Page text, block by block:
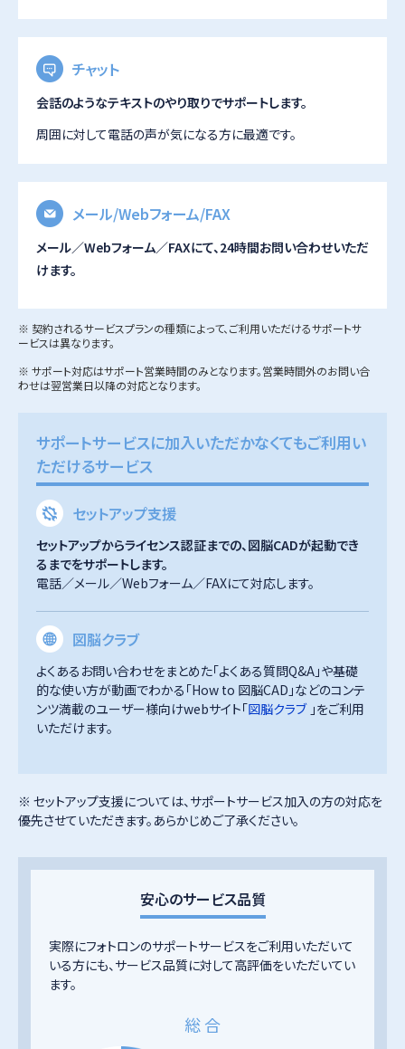
チャット
会話のようなテキストのやり取りでサポートします。
周囲に対して電話の声が気になる方に最適です。
メール/Webフォーム/FAX
メール／Webフォーム／FAXにて、24時間お問い合わせいただ
けます。
※ 契約されるサービスプランの種類によって、ご利用いただけるサポートサ
ービスは異なります。
※ サポート対応はサポート営業時間のみとなります。営業時間外のお問い合
わせは翌営業日以降の対応となります。
サポートサービスに加入いただかなくてもご利用い
ただけるサービス
セットアップ支援
セットアップからライセンス認証までの、図脳CADが起動でき
るまでをサポートします。
電話／メール／Webフォーム／FAXにて対応します。
図脳クラブ
よくあるお問い合わせをまとめた「よくある質問Q&A」や基礎
的な使い方が動画でわかる「How to 図脳CAD」などのコンテ
ンツ満載のユーザー様向けwebサイト「図脳クラブ 」をご利用
いただけます。
※ セットアップ支援については、サポートサービス加入の方の対応を
優先させていただきます。あらかじめご了承ください。
安心のサービス品質
実際にフォトロンのサポートサービスをご利用いただいて
いる方にも、サービス品質に対して高評価をいただいてい
ます。
総 合